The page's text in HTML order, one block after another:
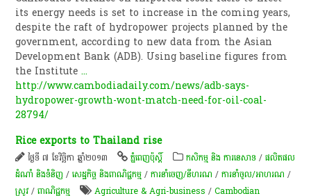
its energy needs is set to increase in the coming years,
despite the raft of hydropower projects planned by the
government, according to new data from the Asian
Development Bank (ADB). Using baseline figures from
the Institute...
http://www.cambodiadaily.com/news/adb-says-
hydropower-growth-wont-match-need-for-oil-coal-
28794/
Rice exports to Thailand rise
ថ្ងៃទី ៧ ខែវិច្ឆិកា ឆ្នាំ២០១៣ ភ្នំពេញប៉ុស្តិ៍ កសិកម្ម​ និង​ ការ​នេ​សាទ​ /ផលិតផល
ដំណាំ និងទំនិញ /សេដ្ឋកិច្ច និងពាណិជ្ជកម្ម /ការនាំចេញ/នីហរណ /ការនាំចូល/អាហរណ /
ស្រូវ​ /ពាណិជ្ជកម្ម Agriculture & Agri-business /Cambodian